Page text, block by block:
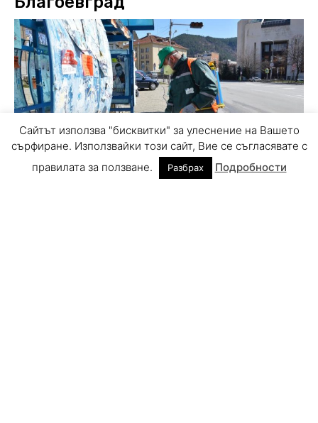
Сайтът използва "бисквитки" за улеснение на Вашето
сърфиране. Използвайки този сайт, Вие се съгласявате с
правилата за ползване.
Разбрах Подробности